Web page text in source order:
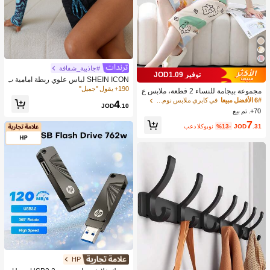
توفير JOD1.09
مجموعة بيجامة للنساء 2 قطعة، ملابس ع
لوية كم قصير مطبوعة برسومات أرنب و
مناسب للربيع والصيف
6# الأفضل مبيعا
في كابري ملابس نوم نسائية
70+. تم بيع
JOD7 .31
%13- بعد الكوبون
#جاذبية_شفافة
SHEIN ICON لباس علوي ربطة امامية ب
طباعة رخام شبكي شفاف بدون حمالة ص
190+ يقول "جميل"
JOD4.10
HP